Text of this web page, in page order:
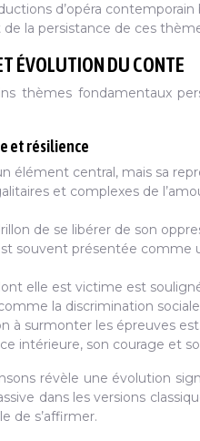
d’opéra
la persistance de ces
ÉVOLUTION DU CONTE
thèmes fondamentaux
et résilience
élément central, mais sa
et complexes de
de se libérer de son
souvent présentée comme
elle est victime est
la discrimination
à surmonter les épreuves
intérieure, son courage et
révèle une évolution
dans les versions
de s’affirmer.